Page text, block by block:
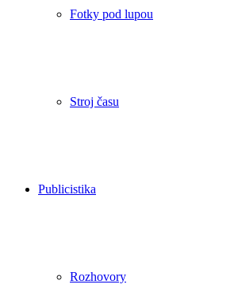
Fotky pod lupou
Stroj času
Publicistika
Rozhovory